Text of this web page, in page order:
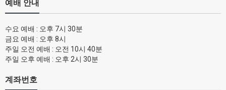
예배 안내
수요 예배 : 오후 7시 30분
금요 예배 : 오후 8시
주일 오전 예배 : 오전 10시 40분
주일 오후 예배 : 오후 2시 30분
계좌번호